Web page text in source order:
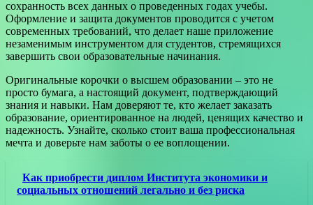
сохранность всех данных о проведенных годах учебы.
Оформление и защита документов проводится с учетом
современных требований, что делает наше приложение
незаменимым инструментом для студентов, стремящихся
завершить свои образовательные начинания.
Оригинальные корочки о высшем образовании – это не
просто бумага, а настоящий документ, подтверждающий
знания и навыки. Нам доверяют те, кто желает заказать
образование, ориентированное на людей, ценящих качество и
надежность. Узнайте, сколько стоит ваша профессиональная
мечта и доверьте нам заботы о ее воплощении.
Как приобрести диплом Института экономики и
социальных отношений легально и без риска